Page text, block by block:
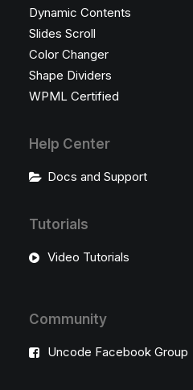
Dynamic Contents
Slides Scroll
Color Changer
Shape Dividers
WPML Certified
Help Center
Docs and Support
Tutorials
Video Tutorials
Community
Uncode Facebook Group